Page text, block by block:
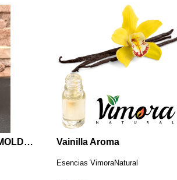
10X10 CILINDRICO MOLDE VELA Vainilla Aroma
Esencias VimoraNatural